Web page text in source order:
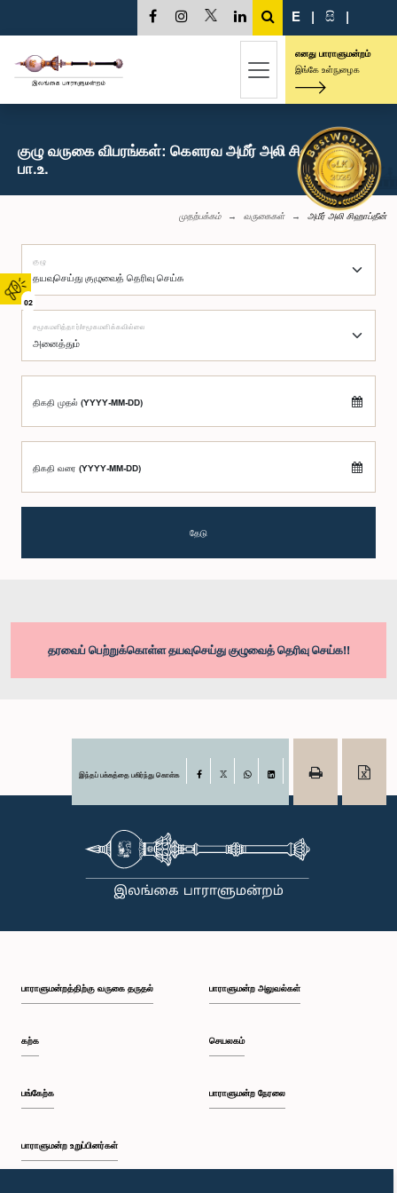
02
E | සි |
எனது பாராளுமன்றம்
இங்கே உள்நுழைக
குழு வருகை விபரங்கள்: கௌரவ அமீர் அலி சிஹாப்தீன்,
பா.உ.
முதற்பக்கம் வருகைகள் அமீர் அலி சிஹாப்தீன்
குழு
சமூகமளித்தார்/சமூகமளிக்கவில்லை
திகதி முதல் (YYYY-MM-DD)
திகதி வரை (YYYY-MM-DD)
தேடு
தரவைப் பெற்றுக்கொள்ள தயவுசெய்து குழுவைத் தெரிவு செய்க!!
இந்தப் பக்கத்தை பகிர்ந்து கொள்க Facebook
பாராளுமன்றத்திற்கு வருகை தருதல்
கற்க
பங்கேற்க
பாராளுமன்ற உறுப்பினர்கள்
பாராளுமன்ற அலுவல்கள்
செயலகம்
பாராளுமன்ற நேரலை